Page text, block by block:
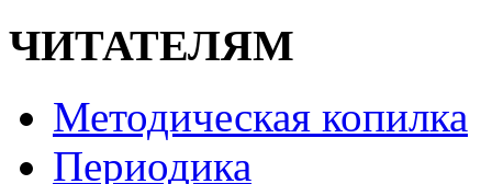
ЧИТАТЕЛЯМ
Методическая копилка
Периодика